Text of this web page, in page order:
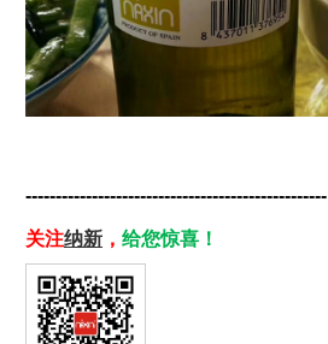
--------------------------------------------------
关注纳新 ， 给您惊喜！